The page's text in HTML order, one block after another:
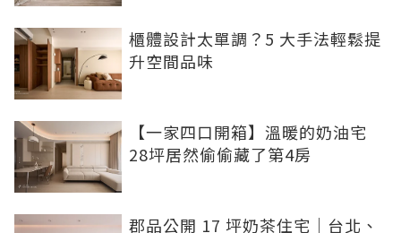
櫃體設計太單調？5 大手法輕鬆提
升空間品味
【一家四口開箱】溫暖的奶油宅
28坪居然偷偷藏了第4房
郡品公開 17 坪奶茶住宅｜台北、